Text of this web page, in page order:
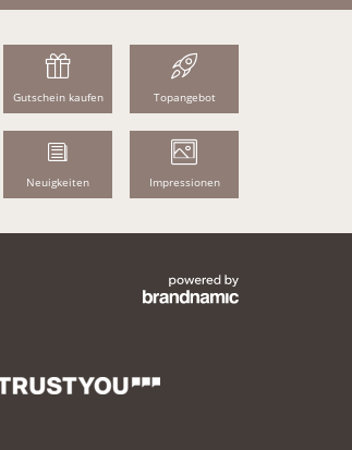
Gutschein kaufen Topangebot
Neuigkeiten Impressionen